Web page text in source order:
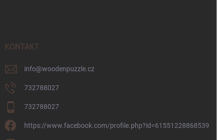
KONTAKT
info@woodenpuzzle.cz
732788027
732788027
https://www.facebook.com/profile.php?id=61551228868539